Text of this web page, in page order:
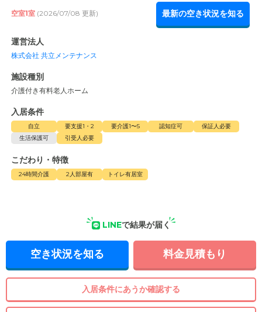
空室1室 (2026/07/08 更新) 最新の空き状況を知る
運営法人
株式会社 共立メンテナンス
施設種別
介護付き有料老人ホーム
入居条件
自立 要支援1・2 要介護1〜5 認知症可
保証人必要
生活保護可
引受人必要
こだわり・特徴
24時間介護 2人部屋有 トイレ有居室
LINEで結果が届く
空き状況を知る 料金見積もり
入居条件にあうか確認する